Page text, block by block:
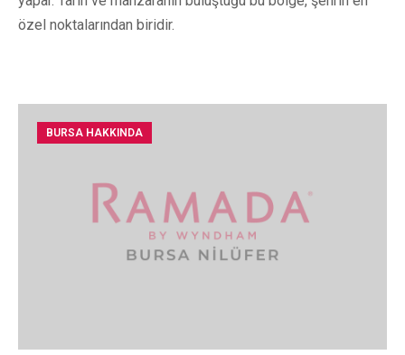
özel noktalarından biridir.
BURSA HAKKINDA